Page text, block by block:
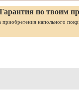
Гарантия по твоим
напольного